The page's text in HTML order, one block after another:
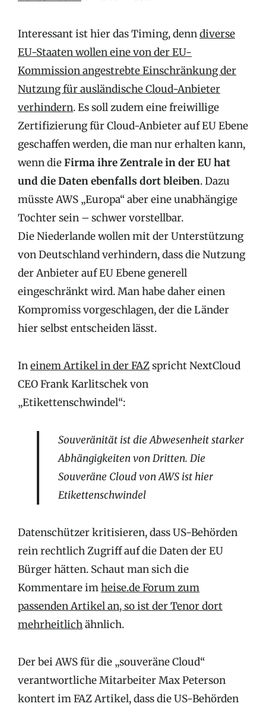
Interessant ist hier das Timing, denndiverse
EU-Staaten wollen eine von der EU-
Kommission angestrebte Einschränkung der
Nutzung für ausländische Cloud-Anbieter
verhindern. Es soll zudem eine freiwillige
Zertifizierung für Cloud-Anbieter auf EU Ebene
geschaffen werden, die man nur erhalten kann,
wenn dieFirma ihre Zentrale in der EU hat
und die Daten ebenfalls dort bleiben. Dazu
müsste AWS „Europa“ aber eine unabhängige
Tochter sein – schwer vorstellbar.
Die Niederlande wollen mit der Unterstützung
von Deutschland verhindern, dass die Nutzung
der Anbieter auf EU Ebene generell
eingeschränkt wird. Man habe daher einen
Kompromiss vorgeschlagen, der die Länder
hier selbst entscheiden lässt.
Ineinem Artikel in der FAZspricht NextCloud
CEO Frank Karlitschek von
„Etikettenschwindel“:
Souveränität ist die Abwesenheit starker
Abhängigkeiten von Dritten. Die
Souveräne Cloud von AWS ist hier
Etikettenschwindel
Datenschützer kritisieren, dass US-Behörden
rein rechtlich Zugriff auf die Daten der EU
Bürger hätten. Schaut man sich die
Kommentare imheise.de Forum zum
passenden Artikel an, so ist der Tenor dort
mehrheitlichähnlich.
Der bei AWS für die „souveräne Cloud“
verantwortliche Mitarbeiter Max Peterson
kontert im FAZ Artikel, dass die US-Behörden